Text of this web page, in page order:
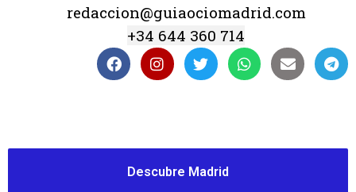
redaccion@guiaociomadrid.com
+34 644 360 714
Descubre Madrid